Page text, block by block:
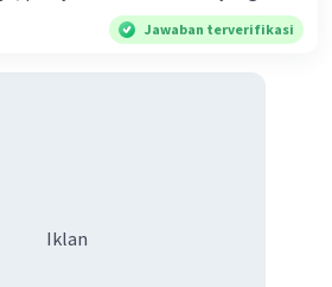
yang dihasilkan dariJawaban terverifikasi
Iklan